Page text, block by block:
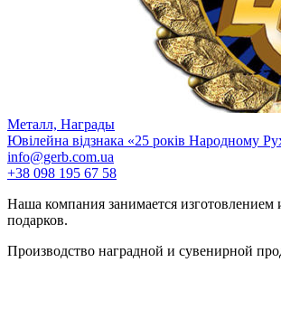
Металл, Награды
Ювілейна відзнака «25 років Народному
info@gerb.com.ua
+38 098 195 67 58
Наша компания занимается
подарков.
Производство наградной и сувенирной